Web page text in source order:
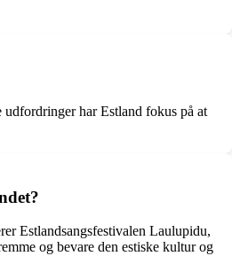
har Estland fokus på at
Estlandsangsfestivalen Laulupidu,
og bevare den estiske kultur og